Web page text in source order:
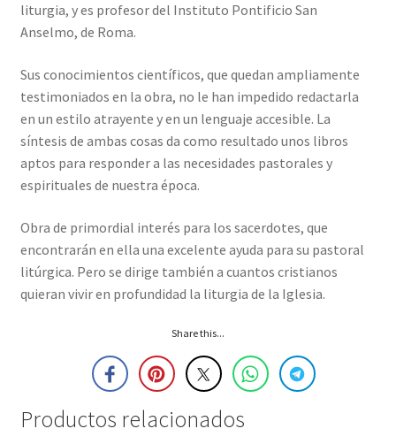
liturgia, y es profesor del Instituto Pontificio San
Anselmo, de Roma.
Sus conocimientos científicos, que quedan ampliamente
testimoniados en la obra, no le han impedido redactarla
en un estilo atrayente y en un lenguaje accesible. La
síntesis de ambas cosas da como resultado unos libros
aptos para responder a las necesidades pastorales y
espirituales de nuestra época.
Obra de primordial interés para los sacerdotes, que
encontrarán en ella una excelente ayuda para su pastoral
litúrgica. Pero se dirige también a cuantos cristianos
quieran vivir en profundidad la liturgia de la Iglesia.
Share this...
Productos relacionados